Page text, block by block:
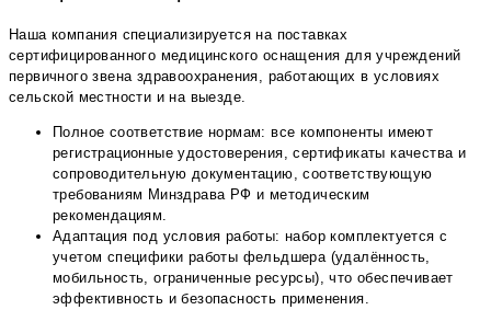
Наша компания специализируется на поставках
сертифицированного медицинского оснащения для учреждений
первичного звена здравоохранения, работающих в условиях
сельской местности и на выезде.
Полное соответствие нормам: все компоненты имеют
регистрационные удостоверения, сертификаты качества и
сопроводительную документацию, соответствующую
требованиям Минздрава РФ и методическим
рекомендациям.
Адаптация под условия работы: набор комплектуется с
учетом специфики работы фельдшера (удалённость,
мобильность, ограниченные ресурсы), что обеспечивает
эффективность и безопасность применения.